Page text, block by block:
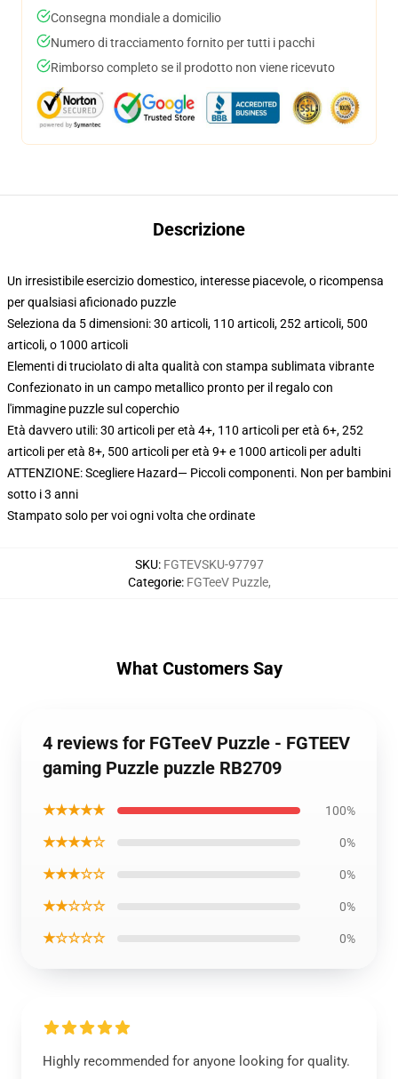
Consegna mondiale a domicilio
Numero di tracciamento fornito per tutti i pacchi
Rimborso completo se il prodotto non viene ricevuto
Descrizione
Un irresistibile esercizio domestico, interesse piacevole, o ricompensa
per qualsiasi aficionado puzzle
Seleziona da 5 dimensioni: 30 articoli, 110 articoli, 252 articoli, 500
articoli, o 1000 articoli
Elementi di truciolato di alta qualità con stampa sublimata vibrante
Confezionato in un campo metallico pronto per il regalo con
l'immagine puzzle sul coperchio
Età davvero utili: 30 articoli per età 4+, 110 articoli per età 6+, 252
articoli per età 8+, 500 articoli per età 9+ e 1000 articoli per adulti
ATTENZIONE: Scegliere Hazard— Piccoli componenti. Non per bambini
sotto i 3 anni
Stampato solo per voi ogni volta che ordinate
SKU: FGTEVSKU-97797
Categorie: FGTeeV Puzzle,
What Customers Say
4 reviews for FGTeeV Puzzle - FGTEEV
gaming Puzzle puzzle RB2709
★★★★★ 100%
★★★★☆ 0%
★★★☆☆ 0%
★★☆☆☆ 0%
★☆☆☆☆ 0%
Highly recommended for anyone looking for quality.